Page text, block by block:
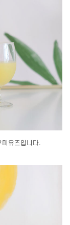
미유즈입니다.